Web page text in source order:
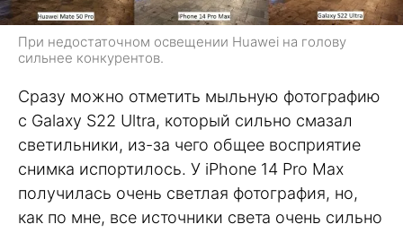
При недостаточном освещении Huawei на голову
сильнее конкурентов.
Сразу можно отметить мыльную фотографию
с Galaxy S22 Ultra, который сильно смазал
светильники, из-за чего общее восприятие
снимка испортилось. У iPhone 14 Pro Max
получилась очень светлая фотография, но,
как по мне, все источники света очень сильно